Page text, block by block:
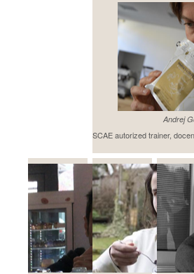
Andrej
SCAE autorized trainer,